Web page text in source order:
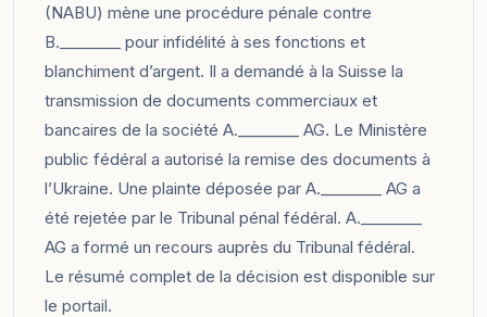
(NABU) mène une procédure pénale contre
B.________ pour infidélité à ses fonctions et
blanchiment d’argent. Il a demandé à la Suisse la
transmission de documents commerciaux et
bancaires de la société A.________ AG. Le Ministère
public fédéral a autorisé la remise des documents à
l’Ukraine. Une plainte déposée par A.________ AG a
été rejetée par le Tribunal pénal fédéral. A.________
AG a formé un recours auprès du Tribunal fédéral.
Le résumé complet de la décision est disponible sur
le portail.